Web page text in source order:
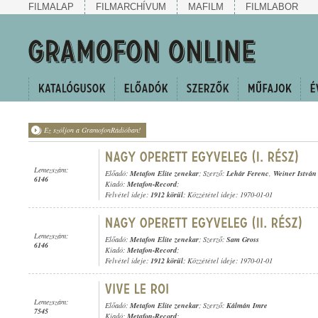
FILMALAP FILMARCHÍVUM MAFILM FILMLABOR
Ez szóljon a GramofonRádióban!
Lemezszám:
6146
Előadó: Metafon Elite zenekar; Szerző: Lehár Ferenc, Weiner István
Kiadó: Metafon-Record;
Felvétel ideje: 1912 körül; Közzététel ideje: 1970-01-01
Lemezszám:
6146
Előadó: Metafon Elite zenekar; Szerző: Sam Gross
Kiadó: Metafon-Record;
Felvétel ideje: 1912 körül; Közzététel ideje: 1970-01-01
Lemezszám:
7545
Előadó: Metafon Elite zenekar; Szerző: Kálmán Imre
Kiadó: Metafon-Record;